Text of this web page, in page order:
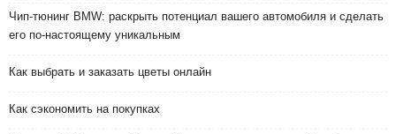
Чип-тюнинг BMW: раскрыть потенциал вашего автомобиля и сделать
его по-настоящему уникальным
Как выбрать и заказать цветы онлайн
Как сэкономить на покупках